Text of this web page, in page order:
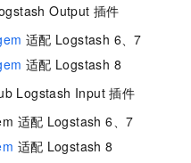
Output 插件
适配 Logstash 6、7
适配 Logstash 8
Logstash Input 插件
适配 Logstash 6、7
适配 Logstash 8